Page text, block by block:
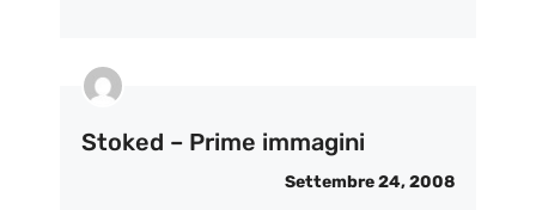
Stoked – Prime immagini
Settembre 24, 2008